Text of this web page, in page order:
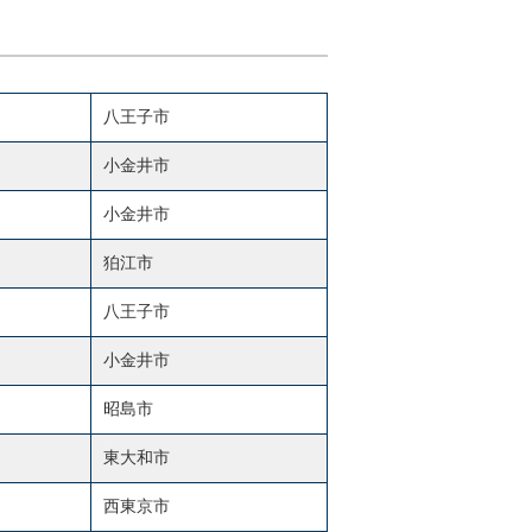
八王子市
小金井市
小金井市
狛江市
八王子市
小金井市
昭島市
東大和市
西東京市